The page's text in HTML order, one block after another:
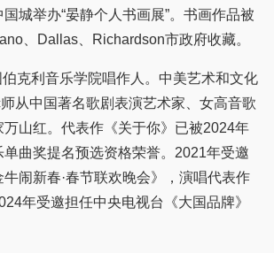
城举办“晏静个人书画展”。书画作品被
、Dallas、Richardson市政府收藏。
利音乐学院唱作人。中美艺术和文化
从中国著名歌剧表演艺术家、女高音歌
万山红。代表作《关于你》已被2024年
单曲奖提名预选资格荣誉。2021年受邀
闹新春·春节联欢晚会》，演唱代表作
年受邀担任中央电视台《大国品牌》